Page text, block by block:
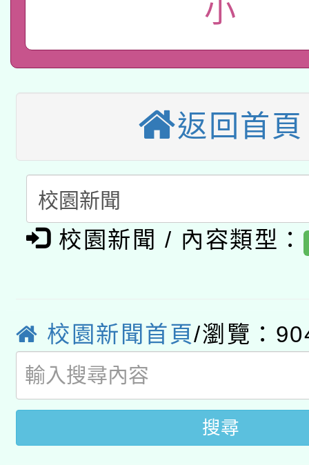
開 智慧啟航」
本校115學年度第2次
招甄選結果公告(無人
招)
適應運動共學行動站研
暨閱讀推動專業研習
科技賦能─人工智慧
礎課程
「數位內容與教學軟體
pilot」
有關大陸委員會函釋公
薪期間赴陸應申請許可
轉知經濟部水利署委託
用水績優單位及節水達
動」
桃園市孔廟祈福系列
開 智慧啟航」
2026年桃園地景藝術
小
返回首頁
校園新聞 / 內容類型：
校園新聞首頁/瀏覽：
搜尋